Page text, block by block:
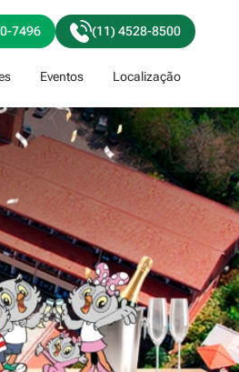
7496 (11) 4528-8500
Eventos Localização